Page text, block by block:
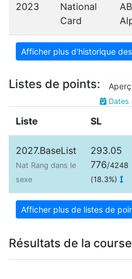
2023
National
Card
AB
Afficher plus d'historique
Listes de points:
Dates
Liste SL
2027.BaseList
Nat Rang dans le
sexe
293.05
776/4248
(18.3%)
Afficher plus de listes de
Résultats de la course